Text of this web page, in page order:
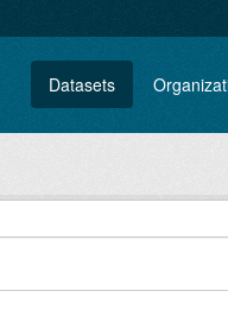
Datasets